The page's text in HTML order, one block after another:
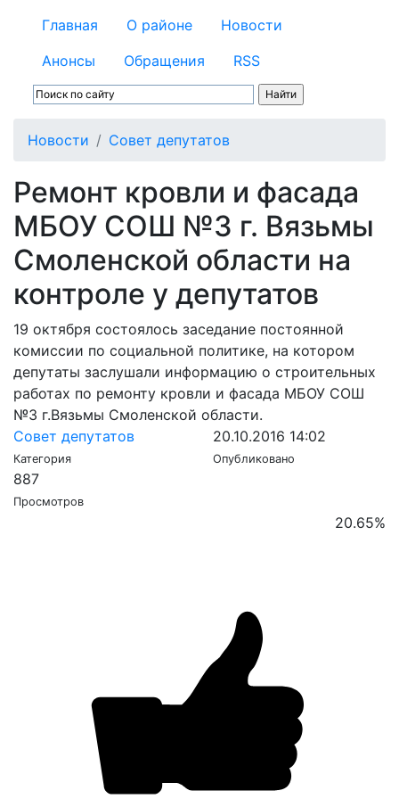
Главная О районе
Новости
Анонсы
Обращения RSS
Новости Совет депутатов
Ремонт кровли и фасада
МБОУ СОШ №3 г. Вязьмы
Смоленской области на
контроле у депутатов
19 октября состоялось заседание постоянной
комиссии по социальной политике, на котором
депутаты заслушали информацию о строительных
работах по ремонту кровли и фасада МБОУ СОШ
№3 г.Вязьмы Смоленской области.
Совет депутатов
Категория
20.10.2016 14:02
Опубликовано
887
Просмотров
20.65%